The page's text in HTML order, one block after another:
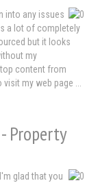
into any issues
a lot of completely
but it looks
my
content from
my web page ...
Property
glad that you